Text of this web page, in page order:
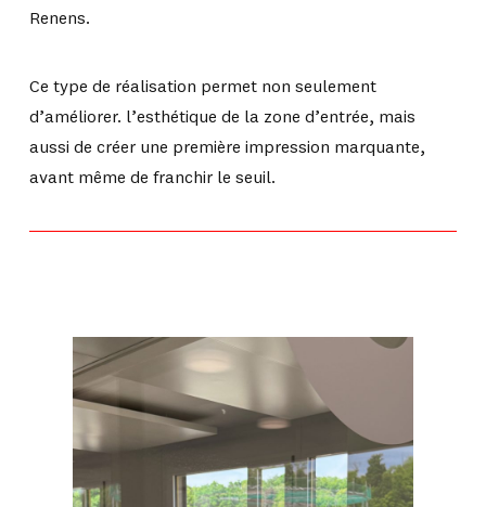
Renens.
Ce type de réalisation permet non seulement
d’améliorer. l’esthétique de la zone d’entrée, mais
aussi de créer une première impression marquante,
avant même de franchir le seuil.